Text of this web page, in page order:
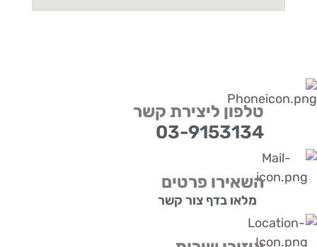
טלפון ליצירת קשר
03-9153134
השאירו פרטים
מלאו בדף צור קשר